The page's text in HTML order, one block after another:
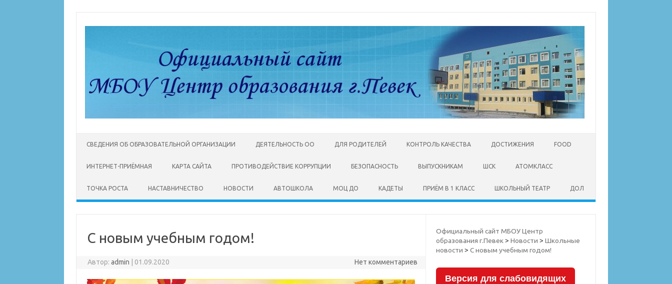
СВЕДЕНИЯ ОБ ОБРАЗОВАТЕЛЬНОЙ ОРГАНИЗАЦИИ ДЕЯТЕЛЬНОСТЬ ОО ДЛЯ РОДИТЕЛЕЙ КОНТРОЛЬ КАЧЕСТВА ДОСТИЖЕНИЯ FOOD
ИНТЕРНЕТ-ПРИЁМНАЯ КАРТА САЙТА ПРОТИВОДЕЙСТВИЕ КОРРУПЦИИ БЕЗОПАСНОСТЬ ВЫПУСКНИКАМ ШСК АТОМКЛАСС
ТОЧКА РОСТА НАСТАВНИЧЕСТВО НОВОСТИ АВТОШКОЛА МОЦ ДО КАДЕТЫ ПРИЁМ В 1 КЛАСС ШКОЛЬНЫЙ ТЕАТР ДОЛ
С новым учебным годом!
Автор:admin 01.09.2020 Нет комментариев
Официальный сайт МБОУ Центр
образования г.Певек>Новости >Школьные
новости >С новым учебным годом!
Версия для слабовидящих